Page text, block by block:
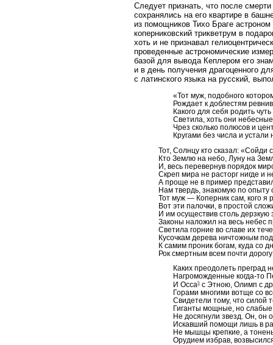
Следует признать, что после
сохранялись на его квартире в
из помощников Тихо Браге
коперниковский трикветрум в
хоть и не признавал
проведенные астрономические
базой для вывода Кеплером его
и в день получения драгоценного
с латинского языка на русский,
«Тот муж, подобного
Рождает к доблестям
Какого для себя родить чуть
Светила, хоть они небесные
Чрез сколько полюсов и
Кругами без числа и устали
Тот, Солнцу кто сказал: «Сойди
Кто Землю на небо, Луну на
И, весь перевернув порядок
Скреп мира не расторг нигде и
А проще не в пример
Нам твердь, знакомую по опыту
Тот муж — Коперник сам, кого я
Вот эти палочки, в простой
И им осуществив столь дерзкую
Законы наложил на весь небес
Светила горние во славе их
Кусочкам дерева ничтожным
К самим проник богам, куда со
Рок смертным всем почти
Каких преодолеть преград
Нагроможденные когда-то
И Осса5 с Этною, Олимп с
Горами многими вотще со
Свидетели тому, что силой
Гиганты мощные, но слабые
Не досягнули звезд. Он, он
Искавший помощи лишь в
Не мышцы крепкие, а
Орудием избрав,